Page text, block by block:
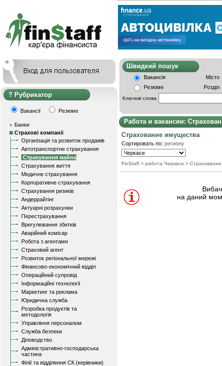
Рубрикатор
Вакансії Резюме
Банки
Страхові компанії
Організація та розвиток продажів
Автотранспортне страхування
Страхування майна
Страхування життя
Медичне страхування
Корпоративне страхування
Страхування ризиків
Андеррайтінг
Актуарні розрахунки
Перестрахування
Врегулювання збитків
Аварійний комісар
Робота з агентами
Страховий агент
Розвиток регіональної мережі
Фінансово-економічний відділ
Операційний супровід
Інформаційні технології
Маркетинг та реклама
Юридична служба
Розробка продуктів та
методологія
Управління персоналом
Служба безпеки
Діловодство
Адміністративно-господарська
частина
Філії та відділення СК (керівники)
Швидкий
Вакансія
Місто
Резюме
Розділ
Ключові слова
Работа и вакансии:
Страхование имущества
Сортировать по: региону
FinStaff > работа Черкаси >
на даний